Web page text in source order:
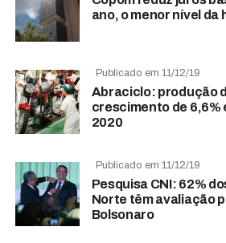
ano, o menor nível da
Publicado em 11/12/19
Abraciclo: produção
crescimento de 6,6%
2020
Publicado em 11/12/19
Pesquisa CNI: 62%
Norte têm avaliação
Bolsonaro